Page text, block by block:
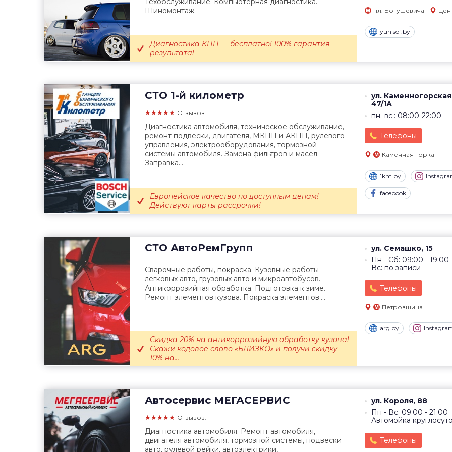
пл. Богушевича
yunisof.by
Шиномонтаж.
Диагностика КПП — бесплатно! 100% гарантия
результата!
СТО 1-й километр
★★★★★ Отзывов: 1
ул.
47/1А
пн.-вс.: 08:00-22:00
Телефоны
Каменная Горка
1km.by
facebook
Диагностика автомобиля, техническое обслуживание,
ремонт подвески, двигателя, МКПП и АКПП, рулевого
управления, электрооборудования, тормозной
системы автомобиля. Замена фильтров и масел.
Заправка...
Европейское качество по доступным ценам!
Действуют карты рассрочки!
СТО АвтоРемГрупп
ул. Семашко, 15
Пн - Сб: 09:00 - 19:00
Вс: по записи
Телефоны
Петровщина
arg.by
Сварочные работы, покраска. Кузовные работы
легковых авто, грузовых авто и микроавтобусов.
Антикоррозийная обработка. Подготовка к зиме.
Ремонт элементов кузова. Покраска элементов....
Скидка 20% на антикоррозийную обработку кузова!
Скажи кодовое слово «БЛИЗКО» и получи скидку
10% на...
Автосервис МЕГАСЕРВИС
★★★★★ Отзывов: 1
ул. Короля, 88
Пн - Вс: 09:00 - 21:00
Автомойка
Телефоны
Диагностика автомобиля. Ремонт автомобиля,
двигателя автомобиля, тормозной системы, подвески
авто, рулевой рейки, автоэлектрики,